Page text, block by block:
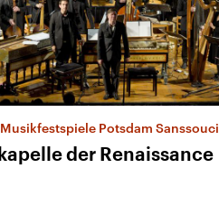
Musikfestspiele Potsdam Sanssouci
der Renaissance